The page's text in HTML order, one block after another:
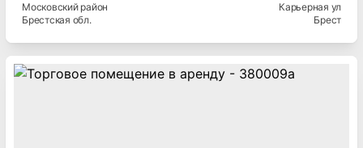
Московскийрайон
Брестская обл.
Карьерная ул
Брест